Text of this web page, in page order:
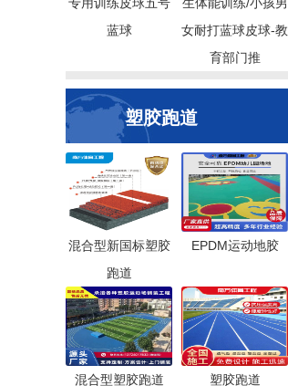
蓝球
女耐打蓝球皮球-教
育部门推
塑胶跑道
混合型新国标塑胶
跑道
EPDM运动地胶
混合型塑胶跑道 塑胶跑道